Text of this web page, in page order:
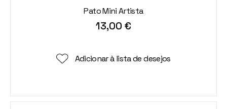
Pato Mini Artista
13,00 €
Adicionar à lista de desejos